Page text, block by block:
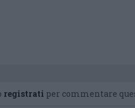
registrati per commentare